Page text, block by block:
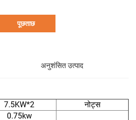
पूछताछ
अनुशंसित उत्पाद
7.5KW*2
नोट्स
0.75kw